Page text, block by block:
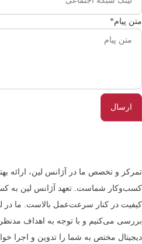
متن پیام*
تمرکز و تخصص ما در آژانس لین، ارائه
کیفیت در کنار سرعت‌عمل بالاست. ما در
بررسی می‌کنیم و با توجه به اهداف
دیجیتال مختص به شما را تدوین و اجرا